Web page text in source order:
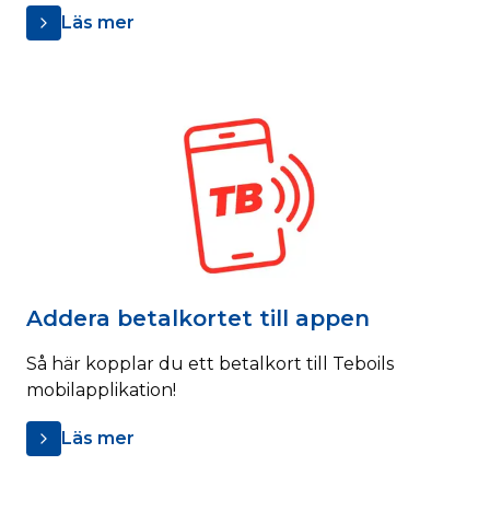
Läs mer
Addera betalkortet till appen
Så här kopplar du ett betalkort till Teboils
mobilapplikation!
Läs mer